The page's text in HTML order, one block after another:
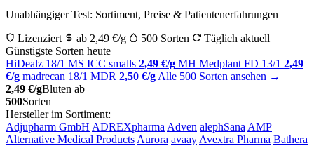
Unabhängiger Test: Sortiment, Preise & Patientenerfahrungen
Lizenziert
ab 2,49 €/g 500 Sorten
Täglich aktuell
Günstigste Sorten heute
HiDealz 18/1 MS ICC smalls 2,49 €/g MH Medplant FD 13/1 2,49
€/g madrecan 18/1 MDR 2,50 €/g Alle 500 Sorten ansehen →
2,49 €/gBluten ab
500Sorten
Hersteller im Sortiment:
Adjupharm GmbH ADREXpharma Adven alephSana AMP
Alternative Medical Products Aurora avaay Avextra Pharma Bathera